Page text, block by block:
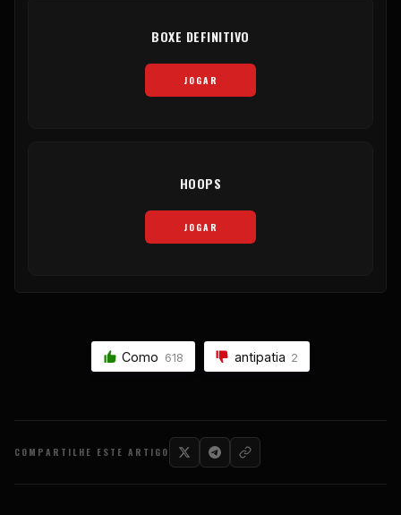
BOXE DEFINITIVO
JOGAR
HOOPS
JOGAR
Como 618 antipatia 2
COMPARTILHE ESTE ARTIGO